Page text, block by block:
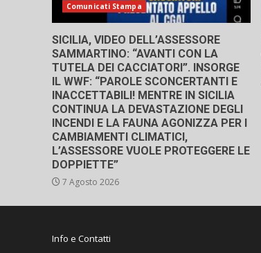
Comunicati Stampa
SICILIA, VIDEO DELL’ASSESSORE
SAMMARTINO: “AVANTI CON LA
TUTELA DEI CACCIATORI”. INSORGE
IL WWF: “PAROLE SCONCERTANTI E
INACCETTABILI! MENTRE IN SICILIA
CONTINUA LA DEVASTAZIONE DEGLI
INCENDI E LA FAUNA AGONIZZA PER I
CAMBIAMENTI CLIMATICI,
L’ASSESSORE VUOLE PROTEGGERE LE
DOPPIETTE”
7 Agosto 2026
Info e Contatti